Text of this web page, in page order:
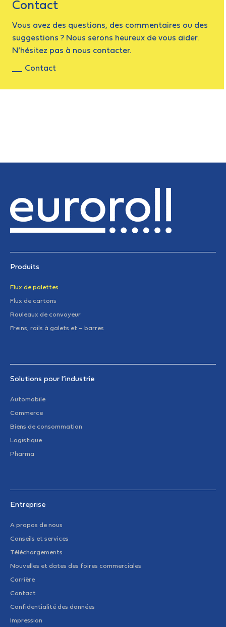
Contact
Vous avez des questions, des commentaires ou des
suggestions ? Nous serons heureux de vous aider.
N’hésitez pas à nous contacter.
Contact
Produits
Flux de palettes
Flux de cartons
Rouleaux de convoyeur
Freins, rails à galets et – barres
Solutions pour l’industrie
Automobile
Commerce
Biens de consommation
Logistique
Pharma
Entreprise
A propos de nous
Conseils et services
Téléchargements
Nouvelles et dates des foires commerciales
Carrière
Contact
Confidentialité des données
Impression